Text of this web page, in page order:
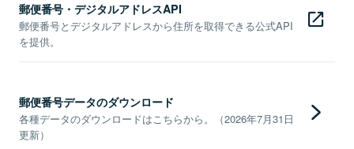
郵便番号・デジタルアドレスAPI
郵便番号とデジタルアドレスから住所を取得できる公式API
を提供。
郵便番号データのダウンロード
各種データのダウンロードはこちらから。（2026年7月31日
更新）